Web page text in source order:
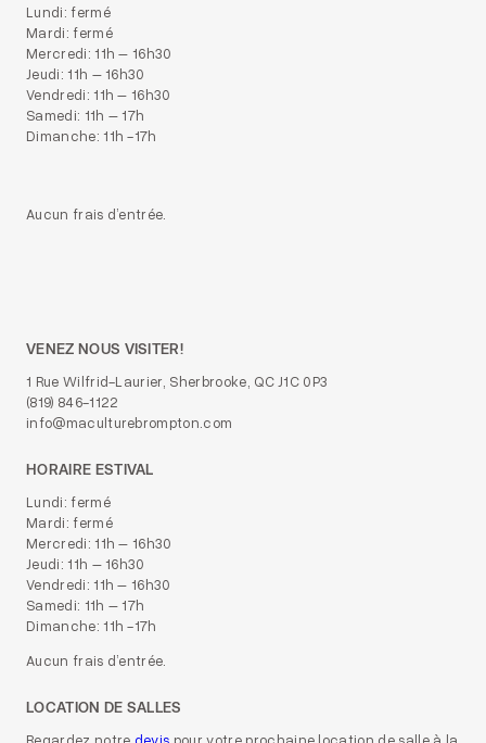
Lundi: fermé
Mardi: fermé
Mercredi: 11h – 16h30
Jeudi: 11h – 16h30
Vendredi: 11h – 16h30
Samedi: 11h – 17h
Dimanche: 11h -17h
Aucun frais d’entrée.
VENEZ NOUS VISITER!
1 Rue Wilfrid-Laurier, Sherbrooke, QC J1C 0P3
(819) 846-1122
info@maculturebrompton.com
HORAIRE ESTIVAL
Lundi: fermé
Mardi: fermé
Mercredi: 11h – 16h30
Jeudi: 11h – 16h30
Vendredi: 11h – 16h30
Samedi: 11h – 17h
Dimanche: 11h -17h
Aucun frais d’entrée.
LOCATION DE SALLES